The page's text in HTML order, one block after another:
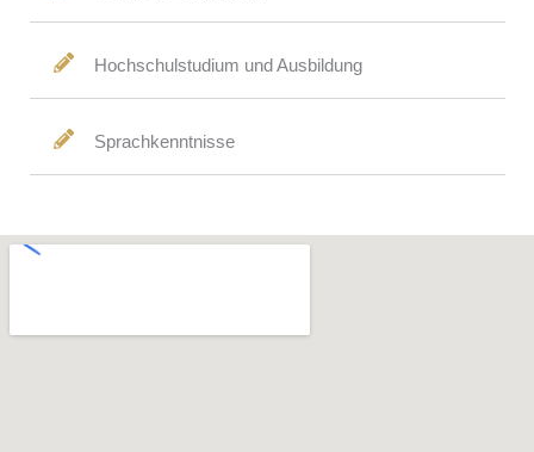
Hochschulstudium und Ausbildung
Sprachkenntnisse